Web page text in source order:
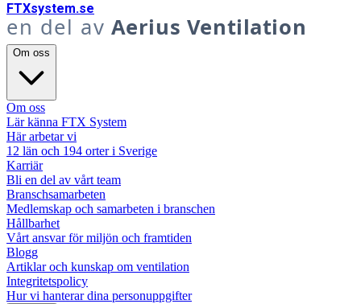
FTXsystem.se
en del av Aerius Ventilation
Om oss
Om oss
Lär känna FTX System
Här arbetar vi
12 län och 194 orter i Sverige
Karriär
Bli en del av vårt team
Branschsamarbeten
Medlemskap och samarbeten i branschen
Hållbarhet
Vårt ansvar för miljön och framtiden
Blogg
Artiklar och kunskap om ventilation
Integritetspolicy
Hur vi hanterar dina personuppgifter